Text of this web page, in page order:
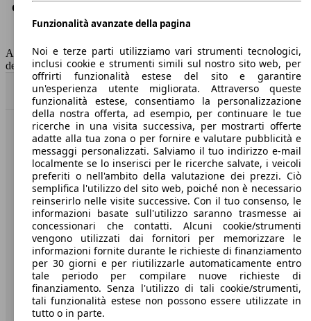
Consumo (combinato)*
Classe di emissione
Euro 6
AutoScout24 non si assume alcuna responsabilità per la correttezza
dei dati.
Torna su
Benvenuti su AutoScout24, il mercato auto europeo.
Società
A proposito di AutoScout24
Stampa
Media
Condizioni generali
Informazioni
Funzionalità avanzate della pagina
Noi e terze parti utilizziamo vari strumenti tecnologici,
inclusi cookie e strumenti simili sul nostro sito web, per
offrirti funzionalità estese del sito e garantire
un'esperienza utente migliorata. Attraverso queste
funzionalità estese, consentiamo la personalizzazione
della nostra offerta, ad esempio, per continuare le tue
ricerche in una visita successiva, per mostrarti offerte
adatte alla tua zona o per fornire e valutare pubblicità e
messaggi personalizzati. Salviamo il tuo indirizzo e-mail
localmente se lo inserisci per le ricerche salvate, i veicoli
preferiti o nell'ambito della valutazione dei prezzi. Ciò
semplifica l'utilizzo del sito web, poiché non è necessario
reinserirlo nelle visite successive. Con il tuo consenso, le
informazioni basate sull'utilizzo saranno trasmesse ai
concessionari che contatti. Alcuni cookie/strumenti
vengono utilizzati dai fornitori per memorizzare le
informazioni fornite durante le richieste di finanziamento
per 30 giorni e per riutilizzarle automaticamente entro
tale periodo per compilare nuove richieste di
finanziamento. Senza l'utilizzo di tali cookie/strumenti,
tali funzionalità estese non possono essere utilizzate in
tutto o in parte.